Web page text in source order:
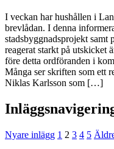
I veckan har hushållen i
brevlådan. I denna
stadsbyggnadsprojekt samt
reagerat starkt på utskicket
före detta ordföranden i
Många ser skriften som ett
Niklas Karlsson som […]
Nyare inlägg 1 2 3 4 5